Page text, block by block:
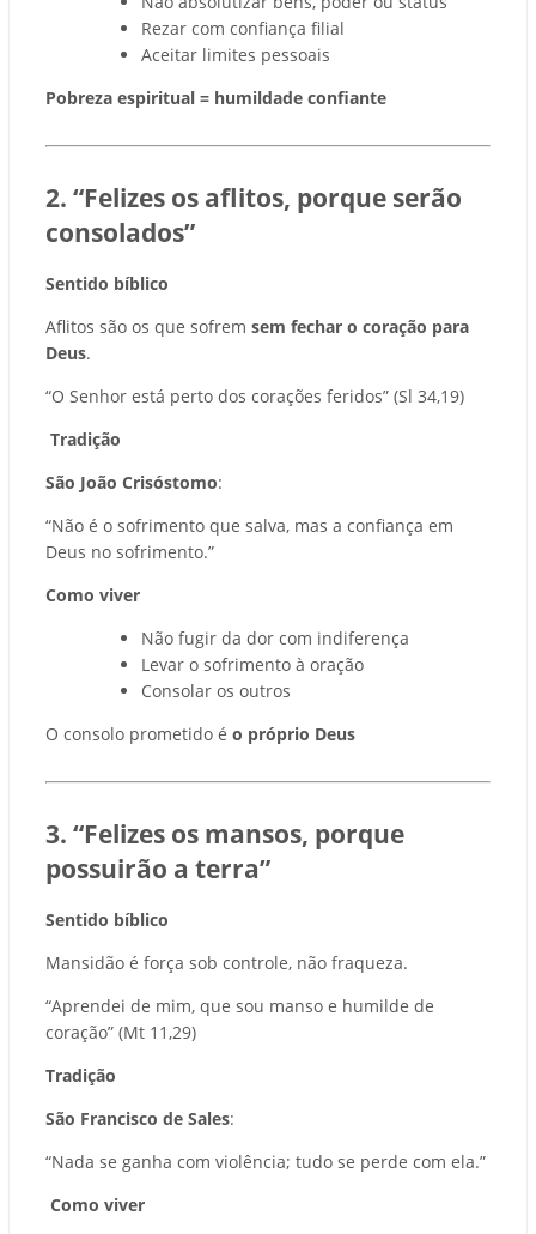
Rezar com confiança filial
Aceitar limites pessoais
Pobreza espiritual = humildade confiante
2. “Felizes os aflitos, porque serão
consolados”
Sentido bíblico
Aflitos são os que sofrem sem fechar o coração para
Deus.
“O Senhor está perto dos corações feridos” (Sl 34,19)
Tradição
São João Crisóstomo:
“Não é o sofrimento que salva, mas a confiança em
Deus no sofrimento.”
Como viver
Não fugir da dor com indiferença
Levar o sofrimento à oração
Consolar os outros
O consolo prometido é o próprio Deus
3. “Felizes os mansos, porque
possuirão a terra”
Sentido bíblico
Mansidão é força sob controle, não fraqueza.
“Aprendei de mim, que sou manso e humilde de
coração” (Mt 11,29)
Tradição
São Francisco de Sales:
“Nada se ganha com violência; tudo se perde com ela.”
Como viver